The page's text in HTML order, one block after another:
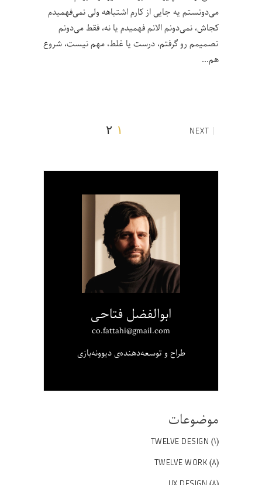
می‌دونستم یه جایی از کارم اشتباهه ولی نمی‌فهمیدم
کجاش، نمی‌دونم الانم فهمیدم یا نه، فقط می‌دونم
تصمیمم رو گرفتم، درست یا غلط، مهم نیست، شروع
هم
۱ ۲ NEXT
ابوالفضل فتاحی
co.fattahi@gmail.com
طراح و توسعه‌دهنده‌ی دیوونه‌بازی
موضوعات
TWELVE DESIGN (۱)
TWELVE WORK (۸)